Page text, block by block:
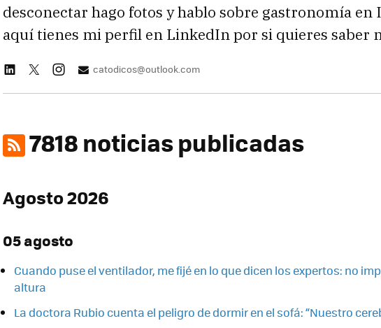
desconectar hago fotos y hablo sobre gastronomía en
aquí tienes mi perfil en LinkedIn por si quieres saber
catodicos@outlook.com
7818 noticias publicadas
Agosto 2026
05 agosto
Cuando puse el ventilador, me fijé en lo que dicen los expertos: no
altura
La doctora Rubio cuenta el peligro de dormir en el sofá: “Nuestro